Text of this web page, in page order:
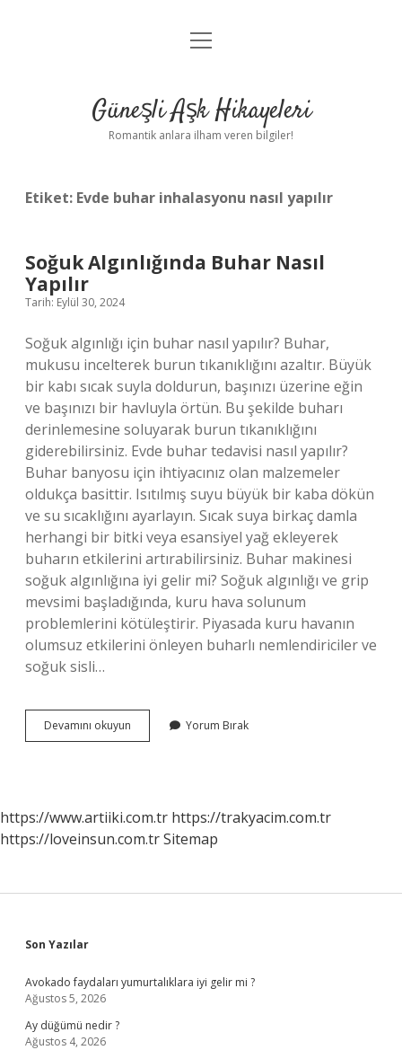
Anasayfa
Yasal Uyarı
menüyü
Güneşli Aşk Hikayeleri
Romantik anlara ilham veren bilgiler!
Etiket: Evde buhar inhalasyonu nasıl yapılır
Soğuk Algınlığında Buhar Nasıl
Yapılır
Tarih: Eylül 30, 2024
Soğuk algınlığı için buhar nasıl yapılır? Buhar,
mukusu incelterek burun tıkanıklığını azaltır. Büyük
bir kabı sıcak suyla doldurun, başınızı üzerine eğin
ve başınızı bir havluyla örtün. Bu şekilde buharı
derinlemesine soluyarak burun tıkanıklığını
giderebilirsiniz. Evde buhar tedavisi nasıl yapılır?
Buhar banyosu için ihtiyacınız olan malzemeler
oldukça basittir. Isıtılmış suyu büyük bir kaba dökün
ve su sıcaklığını ayarlayın. Sıcak suya birkaç damla
herhangi bir bitki veya esansiyel yağ ekleyerek
buharın etkilerini artırabilirsiniz. Buhar makinesi
soğuk algınlığına iyi gelir mi? Soğuk algınlığı ve grip
mevsimi başladığında, kuru hava solunum
problemlerini kötüleştirir. Piyasada kuru havanın
olumsuz etkilerini önleyen buharlı nemlendiriciler ve
soğuk sisli…
Devamını okuyun
Algınlığında
Yorum Bırak
https://www.artiiki.com.tr https://trakyacim.com.tr
https://loveinsun.com.trSitemap
Sidebar
Son Yazılar
Avokado faydaları yumurtalıklara iyi gelir mi ?
Ağustos 5, 2026
Ay düğümü nedir ?
Ağustos 4, 2026